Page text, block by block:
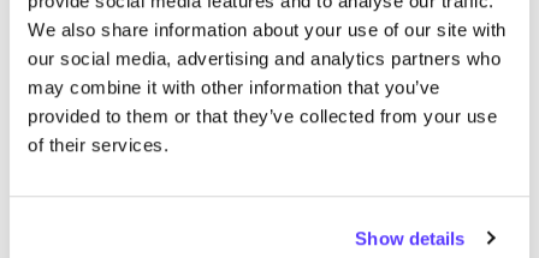
We also share information about your use of our site with
our social media, advertising and analytics partners who
may combine it with other information that you’ve
provided to them or that they’ve collected from your use
of their services.
Show detailsPreviousNext